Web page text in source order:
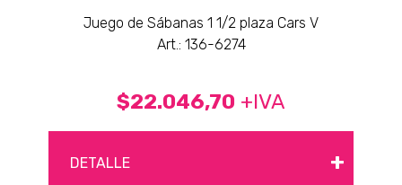
Juego de Sábanas 1 1/2 plaza Cars V
Art.: 136-6274
$22.046,70 +IVA
DETALLE +